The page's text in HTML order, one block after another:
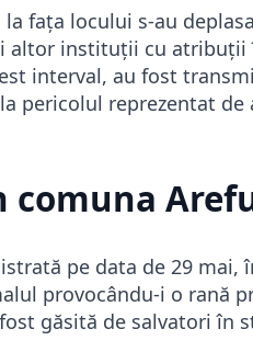
fața locului s-au
altor instituții cu
interval, au fost
pericolul reprezentat
pe data de 29
provocându-i o rană
găsită de salvatori în